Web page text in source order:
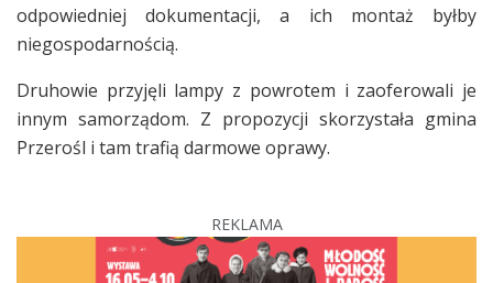
odpowiedniej dokumentacji, a ich montaż byłby
niegospodarnością.
Druhowie przyjęli lampy z powrotem i zaoferowali je
innym samorządom. Z propozycji skorzystała gmina
Przerośl i tam trafią darmowe oprawy.
REKLAMA